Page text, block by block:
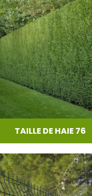
TAILLE DE HAIE 76